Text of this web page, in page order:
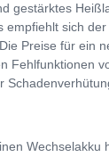
gestärktes
empfiehlt sich
Preise für ein
Fehlfunktionen
Wechselakku